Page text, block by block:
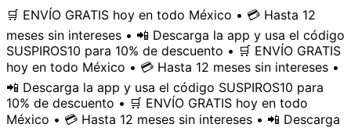
🛒 ENVÍO GRATIS hoy en todo México • 💳 Hasta 12
meses sin intereses • 📲 Descarga la app y usa el código
SUSPIROS10 para 10% de descuento • 🛒 ENVÍO GRATIS
hoy en todo México • 💳 Hasta 12 meses sin intereses •
📲 Descarga la app y usa el código SUSPIROS10 para
10% de descuento • 🛒 ENVÍO GRATIS hoy en todo
México • 💳 Hasta 12 meses sin intereses • 📲 Descarga